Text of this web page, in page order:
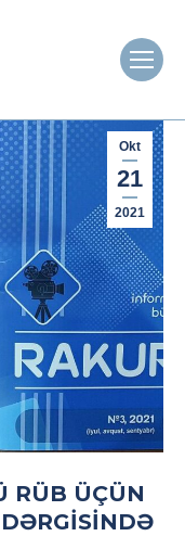
Okt
21
2021
RÜB ÜÇÜN